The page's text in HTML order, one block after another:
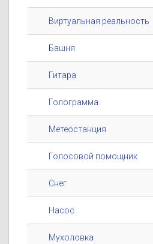
Виртуальная реальность
Башня
Гитара
Голограмма
Метеостанция
Голосовой помощник
Снег
Насос
Мухоловка